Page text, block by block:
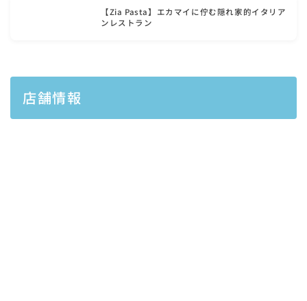
【Zia Pasta】エカマイに佇む隠れ家的イタリア
ンレストラン
店舗情報